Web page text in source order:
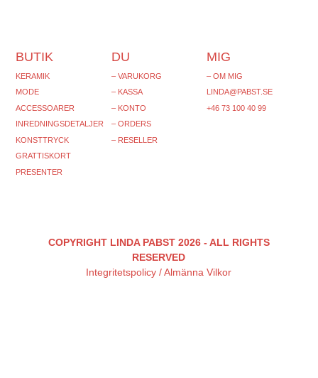
BUTIK
KERAMIK
MODE
ACCESSOARER
INREDNINGSDETALJER
KONSTTRYCK
GRATTISKORT
PRESENTER
DU
– VARUKORG
– KASSA
– KONTO
– ORDERS
– RESELLER
MIG
– OM MIG
LINDA@PABST.SE
+46 73 100 40 99‬
COPYRIGHT LINDA PABST 2026 - ALL RIGHTS
RESERVED
Integritetspolicy /Almänna Vilkor